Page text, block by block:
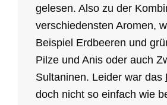
gelesen. Also zu der
verschiedensten Aromen,
Beispiel Erdbeeren und
Pilze und Anis oder auch
Sultaninen. Leider war das
doch nicht so einfach wie